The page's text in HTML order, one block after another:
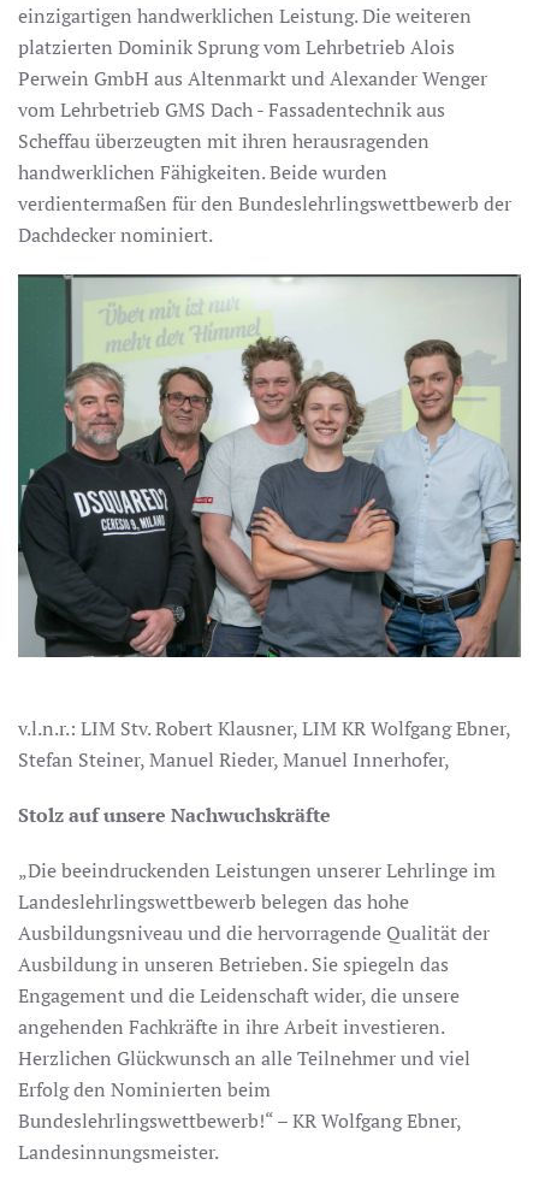
einzigartigen handwerklichen Leistung. Die weiteren
platzierten Dominik Sprung vom Lehrbetrieb Alois
Perwein GmbH aus Altenmarkt und Alexander Wenger
vom Lehrbetrieb GMS Dach - Fassadentechnik aus
Scheffau überzeugten mit ihren herausragenden
handwerklichen Fähigkeiten. Beide wurden
verdientermaßen für den Bundeslehrlingswettbewerb der
Dachdecker nominiert.
v.l.n.r.: LIM Stv. Robert Klausner, LIM KR Wolfgang Ebner,
Stefan Steiner, Manuel Rieder, Manuel Innerhofer,
Stolz auf unsere Nachwuchskräfte
„Die beeindruckenden Leistungen unserer Lehrlinge im
Landeslehrlingswettbewerb belegen das hohe
Ausbildungsniveau und die hervorragende Qualität der
Ausbildung in unseren Betrieben. Sie spiegeln das
Engagement und die Leidenschaft wider, die unsere
angehenden Fachkräfte in ihre Arbeit investieren.
Herzlichen Glückwunsch an alle Teilnehmer und viel
Erfolg den Nominierten beim
Bundeslehrlingswettbewerb!“ – KR Wolfgang Ebner,
Landesinnungsmeister.